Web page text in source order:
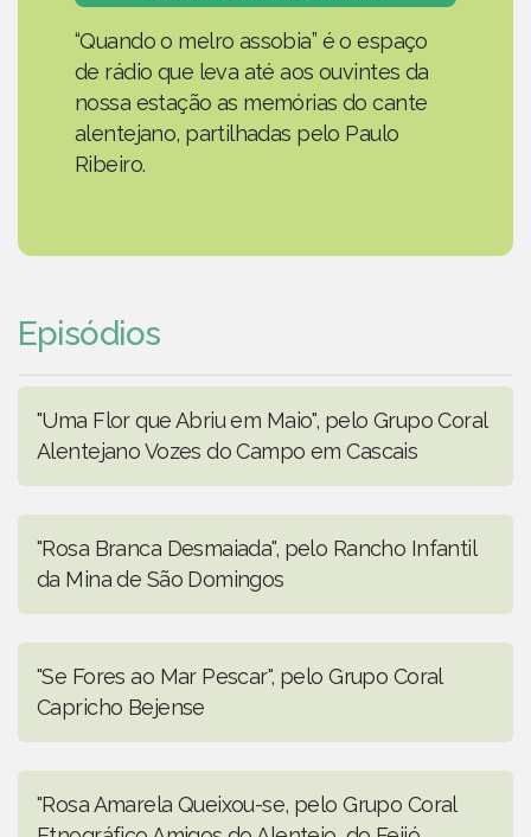
“Quando o melro assobia” é o espaço
de rádio que leva até aos ouvintes da
nossa estação as memórias do cante
alentejano, partilhadas pelo Paulo
Ribeiro.
Episódios
"Uma Flor que Abriu em Maio", pelo Grupo Coral
Alentejano Vozes do Campo em Cascais
"Rosa Branca Desmaiada", pelo Rancho Infantil
da Mina de São Domingos
"Se Fores ao Mar Pescar", pelo Grupo Coral
Capricho Bejense
"Rosa Amarela Queixou-se, pelo Grupo Coral